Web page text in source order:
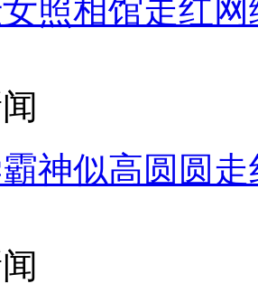
照相馆走红网
神似高圆圆走